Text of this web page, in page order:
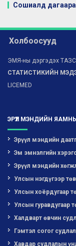
Сошиалд
Холбоосууд
ЭМЯ-ны дэргэдэх
СТАТИСТИКИЙН
LICEMED
ЭРҮҮЛ МЭНДИЙН
Эрүүл мэндийн
Эм эмнэлгийн
Эрүүл мэндийн
Улсын нэгдүгээр
Улсын хоёрдугаар
Улсын гуравдугаар
Халдварт өвчин
Гэмтэл согог
Хавдар судлалын